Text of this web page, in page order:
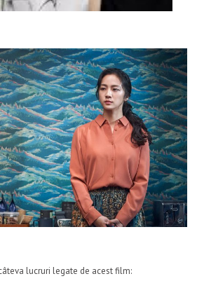
lucruri legate de acest film: